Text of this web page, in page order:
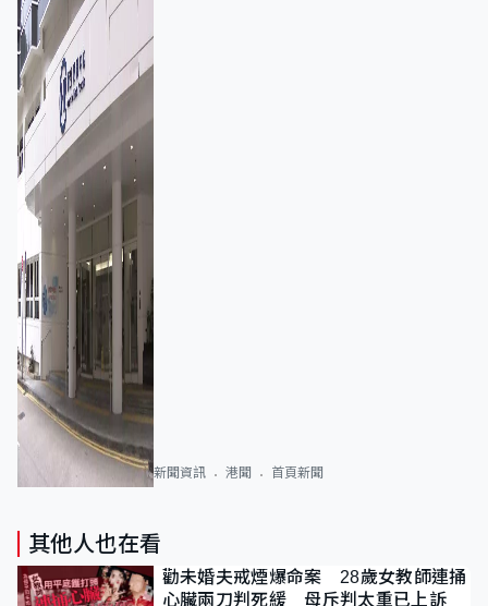
新聞資訊 港聞 首頁新聞
其他人也在看
勸未婚夫戒煙爆命案 28歲女教師連捅
心臟兩刀判死緩 母斥判太重已上訴